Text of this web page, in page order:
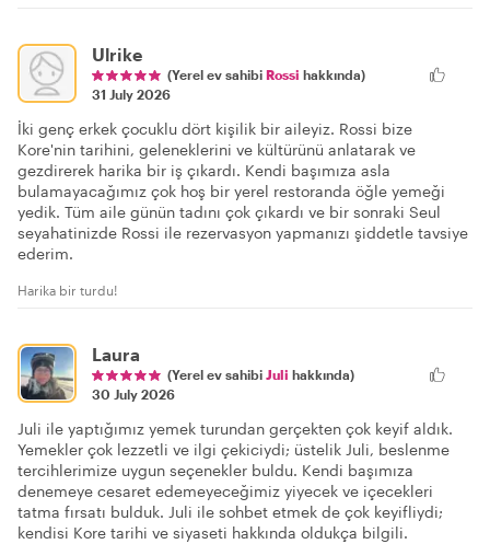
Ulrike
(Yerel ev sahibi Rossi hakkında)
31 July 2026
İki genç erkek çocuklu dört kişilik bir aileyiz. Rossi bize
Kore'nin tarihini, geleneklerini ve kültürünü anlatarak ve
gezdirerek harika bir iş çıkardı. Kendi başımıza asla
bulamayacağımız çok hoş bir yerel restoranda öğle yemeği
yedik. Tüm aile günün tadını çok çıkardı ve bir sonraki Seul
seyahatinizde Rossi ile rezervasyon yapmanızı şiddetle tavsiye
ederim.
Harika bir turdu!
Laura
(Yerel ev sahibi Juli hakkında)
30 July 2026
Juli ile yaptığımız yemek turundan gerçekten çok keyif aldık.
Yemekler çok lezzetli ve ilgi çekiciydi; üstelik Juli, beslenme
tercihlerimize uygun seçenekler buldu. Kendi başımıza
denemeye cesaret edemeyeceğimiz yiyecek ve içecekleri
tatma fırsatı bulduk. Juli ile sohbet etmek de çok keyifliydi;
kendisi Kore tarihi ve siyaseti hakkında oldukça bilgili.